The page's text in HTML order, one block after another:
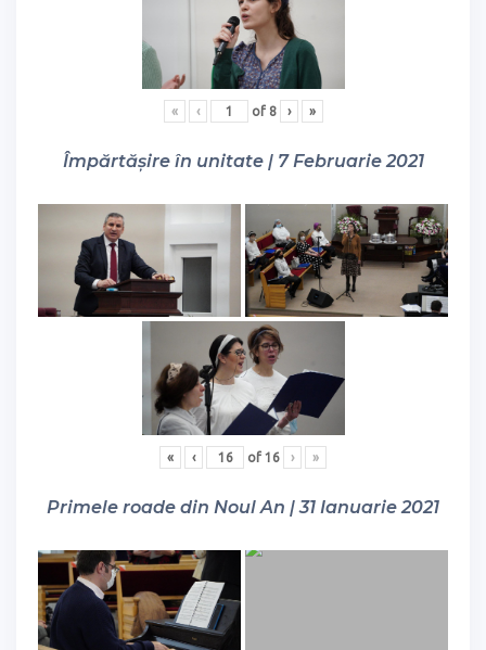
« ‹ of 8 › »
Împărtășire în unitate | 7 Februarie 2021
« ‹ of 16 › »
Primele roade din Noul An | 31 Ianuarie 2021